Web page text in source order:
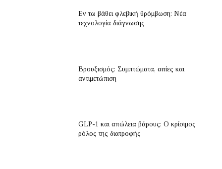
Εν τω βάθει φλεβική θρόμβωση: Νέα
τεχνολογία διάγνωσης
Βρουξισμός: Συμπτώματα, αιτίες και
αντιμετώπιση
GLP-1 και απώλεια βάρους: Ο κρίσιμος
ρόλος της διατροφής